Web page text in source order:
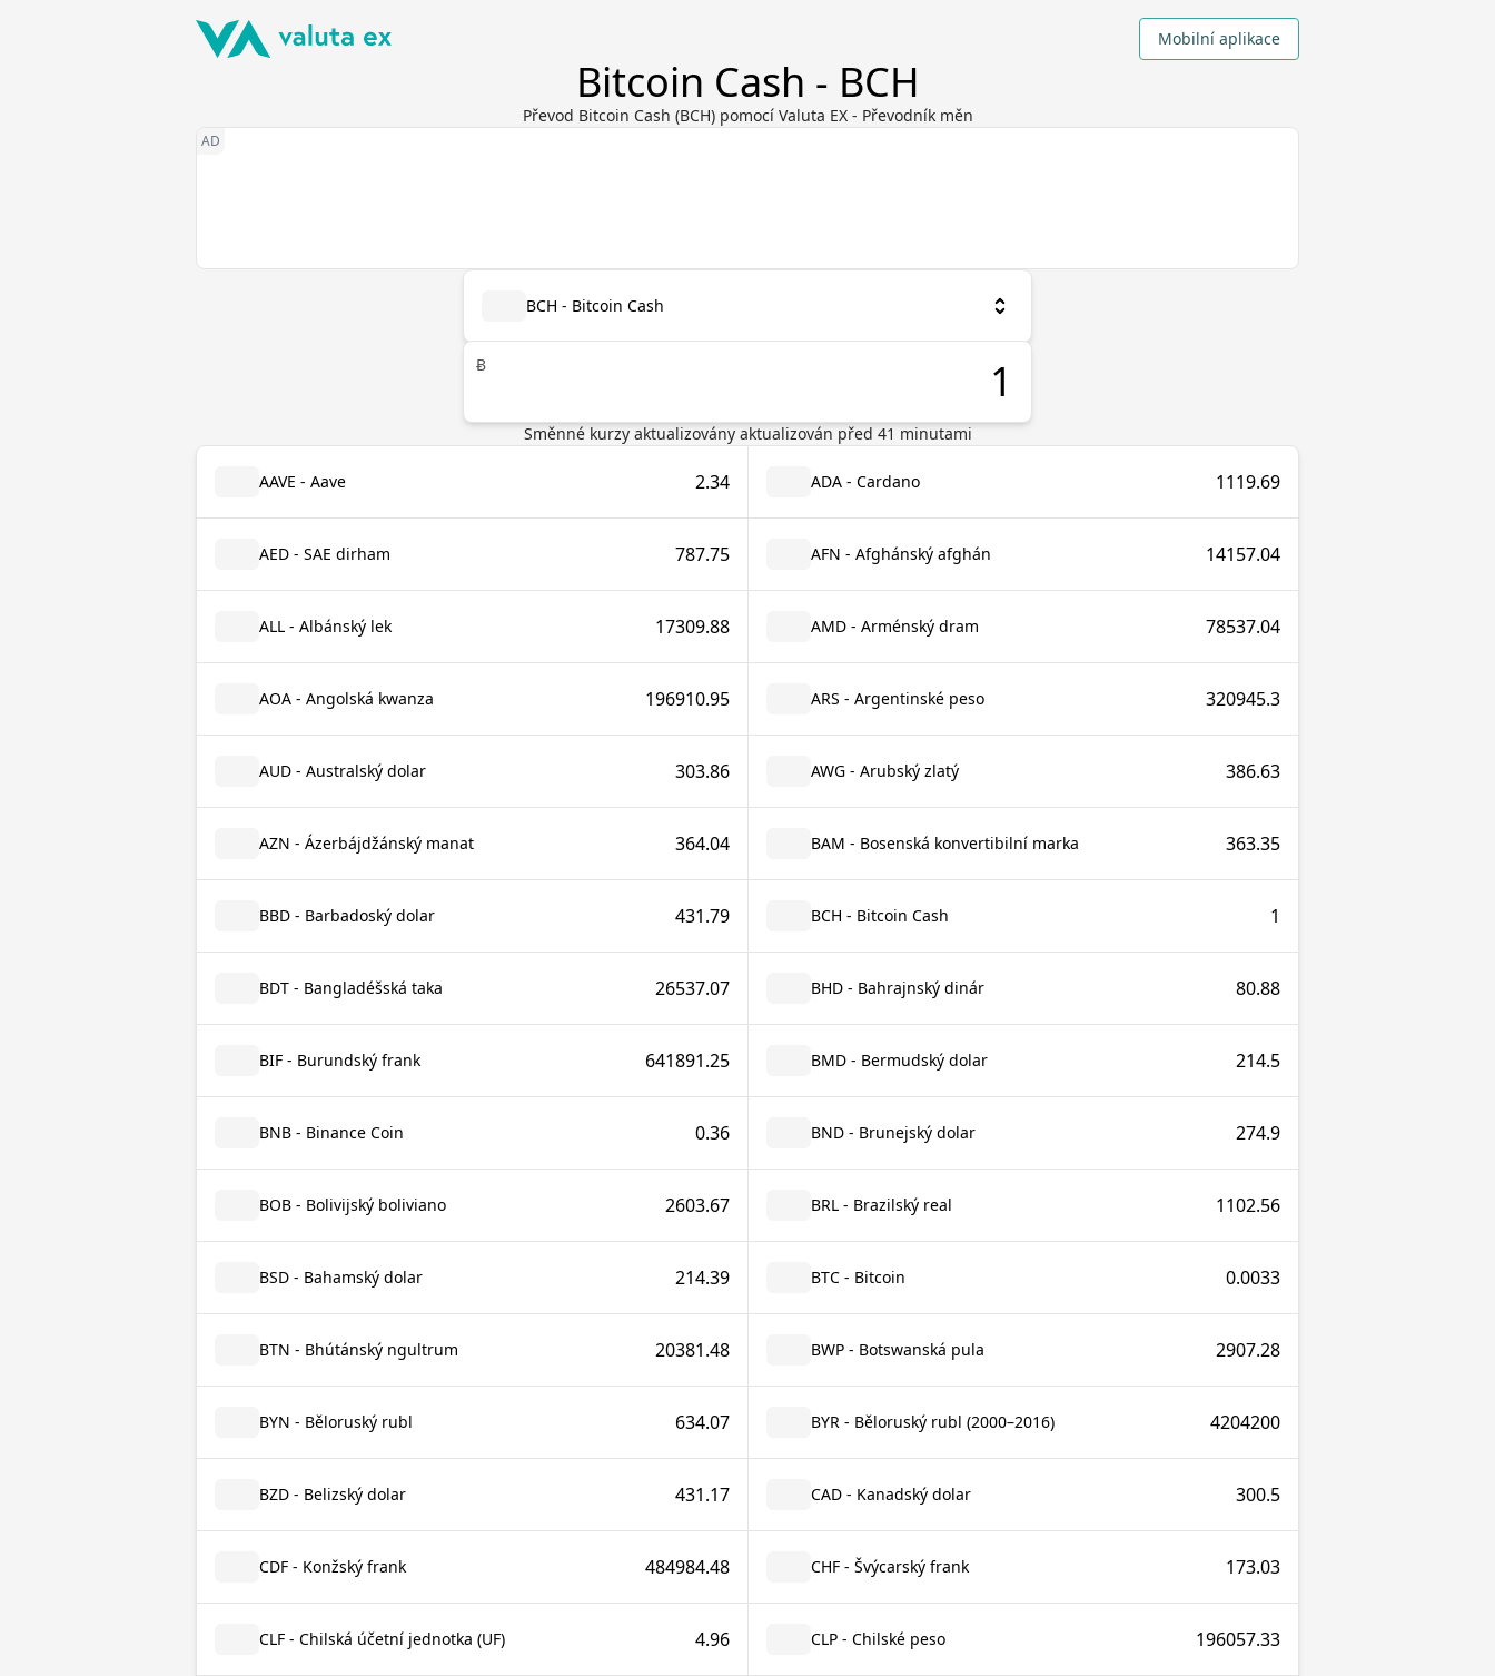
Mobilní aplikace
Bitcoin Cash - BCH
Převod Bitcoin Cash (BCH) pomocí Valuta EX - Převodník měn
BCH - Bitcoin Cash
Ƀ
Směnné kurzy aktualizovány aktualizován před 41 minutami
AAVE - Aave 2.34 ADA - Cardano 1119.69
AED - SAE dirham 787.75 AFN - Afghánský afghán 14157.04
ALL - Albánský lek 17309.88 AMD - Arménský dram 78537.04
AOA - Angolská kwanza 196910.95 ARS - Argentinské peso 320945.3
AUD - Australský dolar 303.86 AWG - Arubský zlatý 386.63
AZN - Ázerbájdžánský manat 364.04 BAM - Bosenská konvertibilní marka 363.35
BBD - Barbadoský dolar 431.79 BCH - Bitcoin Cash 1
BDT - Bangladéšská taka 26537.07 BHD - Bahrajnský dinár 80.88
BIF - Burundský frank 641891.25 BMD - Bermudský dolar 214.5
BNB - Binance Coin 0.36 BND - Brunejský dolar 274.9
BOB - Bolivijský boliviano 2603.67 BRL - Brazilský real 1102.56
BSD - Bahamský dolar 214.39 BTC - Bitcoin 0.0033
BTN - Bhútánský ngultrum 20381.48 BWP - Botswanská pula 2907.28
BYN - Běloruský rubl 634.07 BYR - Běloruský rubl (2000–2016) 4204200
BZD - Belizský dolar 431.17 CAD - Kanadský dolar 300.5
CDF - Konžský frank 484984.48 CHF - Švýcarský frank 173.03
CLF - Chilská účetní jednotka (UF) 4.96 CLP - Chilské peso 196057.33